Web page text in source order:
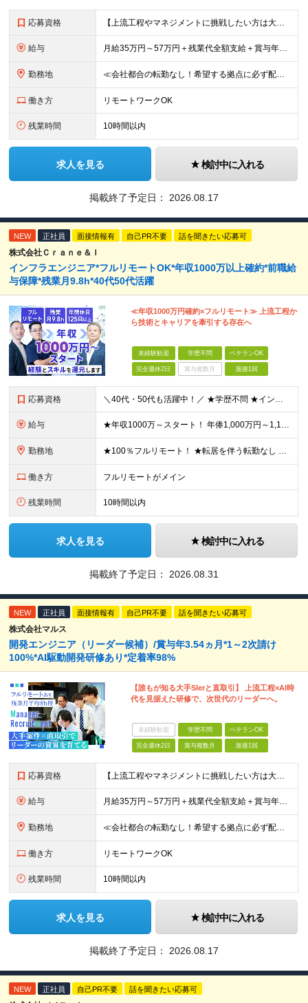
応募資格 【上流工程やマネジメントに挑戦したい方は大歓迎です！】 ★インフラエンジニアとしての実務経験をお持ちの方 ★上記に加え、下記いずれかに該当する方 ・チームのリーダー／サブリーダーの経験をお持ちの方 ・
給与 月給35万円～57万円＋残業代全額支給＋賞与年3.45ヵ月(リーダー経験者) 月給32万円～43万円＋残業代全額支給＋賞与年3.45ヵ月(実務経験者) 入社時想定年収： 490万円～798万円(リー
勤務地 ≪会社都合の転勤なし！希望する拠点に必ず配属します。新潟Uターン・Iターン大歓迎！≫ 首都圏(東京、神奈川、千葉、埼玉)または新潟市、長岡市周辺のお客様先または各拠点での勤務となります。 ■東京支社
働き方 リモートワークOK
残業時間 10時間以内
求人を見る 検討中に入れる
掲載終了予定日： 2026.08.17
NEW 正社員 面接情報有 自己PR不要 話を聞きたい応募可
株式会社Ｃｒａｎｅ＆Ｉ
インフラエンジニア*フルリモートOK*年収1000万以上確約*前職給
与保障*残業月9.8h*40代50代活躍
≪年収1000万円確約×フルリモート≫ 上流工程か
ら技術とキャリアを牽引する存在へ
未経験歓迎 学歴不問 ベテランOK
完全週休2日 賞与複数月 面接1回
応募資格 ＼40代・50代も活躍中！／ ★学歴不問 ★インフラエンジニアの経験を5年以上お持ちの方 ≪こんな方にピッタリです！≫ ◎自身の市場価値を正当に評価してほしい ◎今より年収をアップさせたい ◎多彩な
給与 ★年収1000万～スタート！ 年俸1,000万円～1,162万8,000円（12分割） ※経験・スキルを考慮の上決定します ※上記金額には固定残業代（月30h分・158,400円～184,000円
勤務地 ★100％フルリモート！ ★転居を伴う転勤なし 本社またはプロジェクト先にて勤務いただきます！ ※プロジェクト先は一都三県及び23区内がメイン 【本社】 東京都新宿区神楽坂1-2 研究社英語センタ
働き方 フルリモートがメイン
残業時間 10時間以内
求人を見る 検討中に入れる
掲載終了予定日： 2026.08.31
NEW 正社員 面接情報有 自己PR不要 話を聞きたい応募可
株式会社マルス
開発エンジニア（リーダー候補）/賞与年3.54ヵ月*1～2次請け
100%*AI駆動開発研修あり*定着率98%
【誰もが知る大手SIerと直取引】 上流工程×AI時
代を見据えた研修で、次世代のリーダーへ。
未経験歓迎 学歴不問 ベテランOK
完全週休2日 賞与複数月 面接1回
応募資格 【上流工程やマネジメントに挑戦したい方は大歓迎です！】 ★開発エンジニアとしての実務経験をお持ちの方 ★上記に加え、下記いずれかに該当する方 ・チームのリーダー／サブリーダーの経験をお持ちの方 ・教育
給与 月給35万円～57万円＋残業代全額支給＋賞与年3.45ヵ月(リーダー経験者) 月給32万円～43万円＋残業代全額支給＋賞与年3.45ヵ月(実務経験者) 入社時想定年収： 490万円～798万円(リー
勤務地 ≪会社都合の転勤なし！希望する拠点に必ず配属します。新潟Uターン・Iターン大歓迎！≫ 首都圏(東京、神奈川、千葉、埼玉)または新潟市、長岡市周辺のお客様先または各拠点での勤務となります。 ■東京支社
働き方 リモートワークOK
残業時間 10時間以内
求人を見る 検討中に入れる
掲載終了予定日： 2026.08.17
NEW 正社員 自己PR不要 話を聞きたい応募可